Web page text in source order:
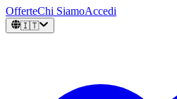
OfferteChi SiamoAccedi
🇮🇹